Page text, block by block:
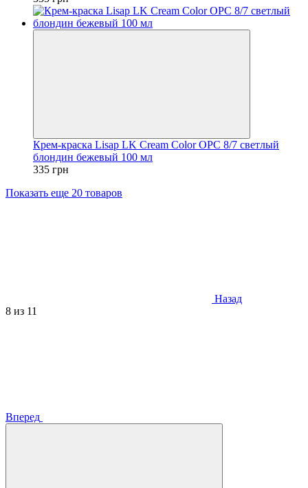
Крем-краска Lisap LK Cream Color OPC 8/7 светлый
блондин бежевый 100 мл
335 грн
Показать еще 20 товаров
Назад
8 из 11
Вперед